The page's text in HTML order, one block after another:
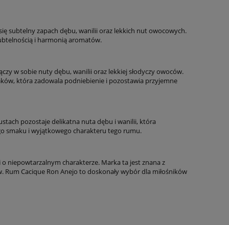
subtelny zapach dębu, wanilii oraz lekkich nut owocowych.
i harmonią aromatów.
w sobie nuty dębu, wanilii oraz lekkiej słodyczy owoców.
która zadowala podniebienie i pozostawia przyjemne
pozostaje delikatna nuta dębu i wanilii, która
smaku i wyjątkowego charakteru tego rumu.
niepowtarzalnym charakterze. Marka ta jest znana z
Cacique Ron Anejo to doskonały wybór dla miłośników